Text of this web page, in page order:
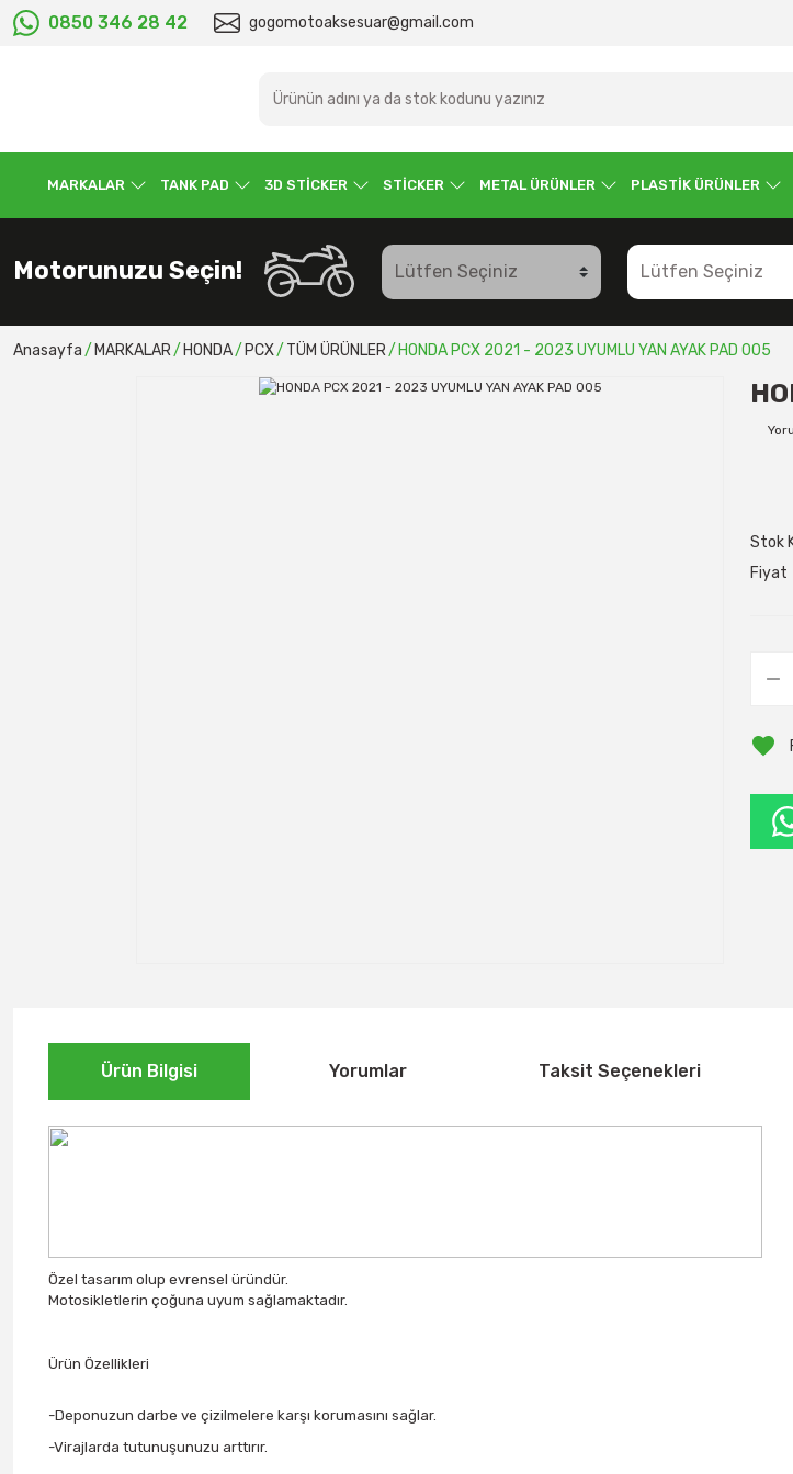
0850 346 28 42 gogomotoaksesuar@gmail.com
MARKALAR TANK PAD 3D STİCKER STİCKER METAL ÜRÜNLER PLASTİK ÜRÜNLER
Motorunuzu Seçin!
Anasayfa MARKALAR HONDA PCX TÜM ÜRÜNLER HONDA PCX 2021 - 2023 UYUMLU YAN AYAK PAD 005
Stok
Fiyat
Ürün Bilgisi Yorumlar Taksit Seçenekleri
Özel tasarım olup evrensel üründür.
Motosikletlerin çoğuna uyum sağlamaktadır.
Ürün Özellikleri
-Deponuzun darbe ve çizilmelere karşı korumasını sağlar.
-Virajlarda tutunuşunuzu arttırır.